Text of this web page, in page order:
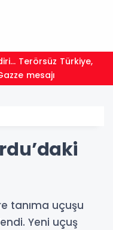
mesajı
tanıma uçuşu
Yeni uçuş